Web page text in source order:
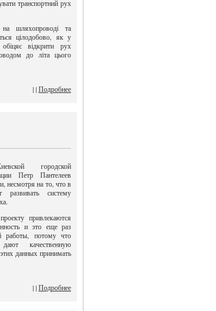
транспортний рух
шляхопроводі та
цілодобово, як у
відкрити рух
до літа цього
| |Подробнее
городской
Петр Пантелеев
несмотря на то, что в
развивать систему
привлекаются
и это еще раз
работы, потому что
качественную
данных принимать
| |Подробнее